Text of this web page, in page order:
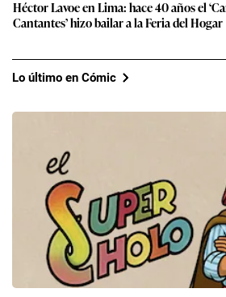
Héctor Lavoe en Lima: hace 40 años el
Cantantes’ hizo bailar a la Feria del Hogar
Lo último en Cómic